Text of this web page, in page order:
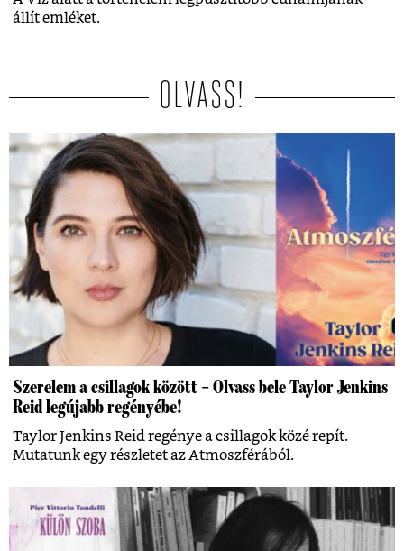
állít emléket.
OLVASS!
Szerelem a csillagok között – Olvass bele Taylor Jenkins
Reid legújabb regényébe!
Taylor Jenkins Reid regénye a csillagok közé repít.
Mutatunk egy részletet az Atmoszférából.